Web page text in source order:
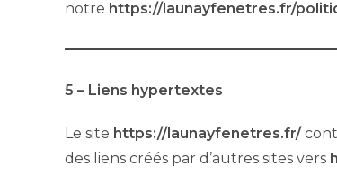
notre https://launayfenetres.fr/
5 – Liens hypertextes
Le site https://launayfenetres.fr/
des liens créés par d’autres sites vers